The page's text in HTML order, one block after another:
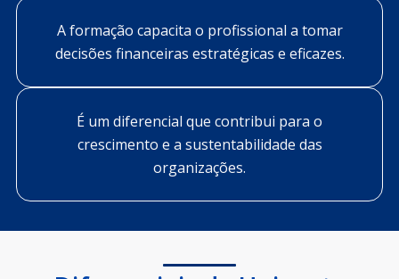
A formação capacita o profissional a tomar
decisões financeiras estratégicas e eficazes.
É um diferencial que contribui para o
crescimento e a sustentabilidade das
organizações.